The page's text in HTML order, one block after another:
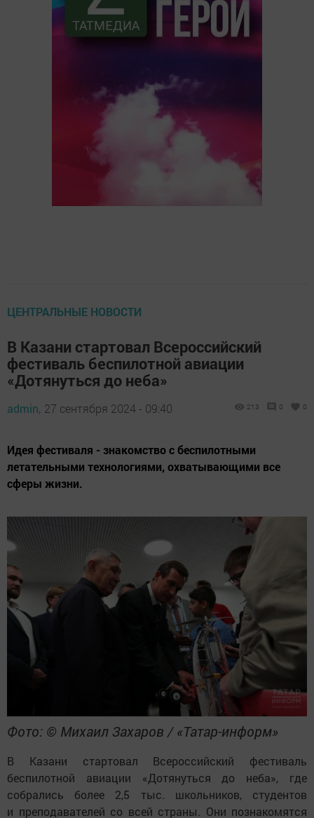
ЦЕНТРАЛЬНЫЕ НОВОСТИ
В Казани стартовал Всероссийский
фестиваль беспилотной авиации
«Дотянуться до неба»
admin, 27 сентября 2024 - 09:40 213 0 0
Идея фестиваля - знакомство с беспилотными
летательными технологиями, охватывающими все
сферы жизни.
Фото: © Михаил Захаров / «Татар-информ»
В Казани стартовал Всероссийский фестиваль
беспилотной авиации «Дотянуться до неба», где
собрались более 2,5 тыс. школьников, студентов
и преподавателей со всей страны. Они познакомятся